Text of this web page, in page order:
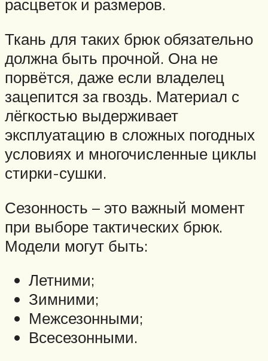
расцветок и размеров.
Ткань для таких брюк обязательно
должна быть прочной. Она не
порвётся, даже если владелец
зацепится за гвоздь. Материал с
лёгкостью выдерживает
эксплуатацию в сложных погодных
условиях и многочисленные циклы
стирки-сушки.
Сезонность – это важный момент
при выборе тактических брюк.
Модели могут быть:
Летними;
Зимними;
Межсезонными;
Всесезонными.